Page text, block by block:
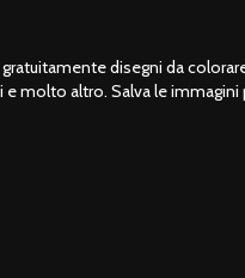
disegni da
molto altro. Salva le immagini